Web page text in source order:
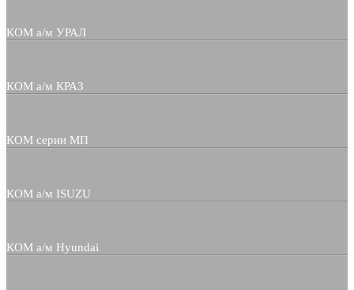
КОМ а/м УРАЛ
КОМ а/м КРАЗ
КОМ серии МП
КОМ а/м ISUZU
КОМ а/м Hyundai